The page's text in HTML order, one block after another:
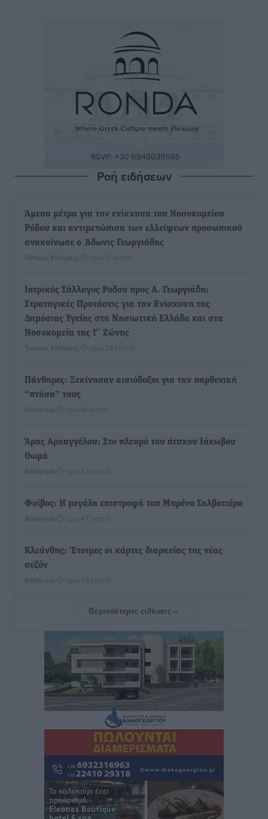
Ροή ειδήσεων
Άμεσα μέτρα για την ενίσχυση του Νοσοκομείου
Ρόδου και αντιμετώπιση των ελλείψεων προσωπικού
ανακοίνωσε ο Άδωνις Γεωργιάδης
Τοπικές Ειδήσεις πριν 17 λεπτά
Iατρικός Σύλλογος Ροδου προς Α. Γεωργιάδη:
Στρατηγικές Προτάσεις για την Ενίσχυση της
Δημόσιας Υγείας στη Νησιωτική Ελλάδα και στα
Νοσοκομεία της Γ΄ Ζώνης
Τοπικές Ειδήσεις πριν 29 λεπτά
Πάνθηρες: Ξεκίνησαν αισιόδοξοι για την παρθενική
“πτήση” τους
Αθλητικά πριν 41 λεπτά
Άρης Αρχαγγέλου: Στο πλευρό του άτυχου Ιάκωβου
Θωμά
Αθλητικά πριν 43 λεπτά
Φοίβος: Η μεγάλη επιστροφή του Μπρένο Σαλβατιέρα
Αθλητικά πριν 47 λεπτά
Κλεάνθης: Έτοιμες οι κάρτες διαρκείας της νέας
σεζόν
Αθλητικά πριν 49 λεπτά
Ατρόμητος Διμυλιάς: Ο Μαργαρίτης και μία
Γ.Σ. Διαγόρας: Επέστρεψε στις Ακαδημίες η Ειρήνη
Παπαεμμανουήλ
ΣΚΟΕ: Σαββατοκύριακο με αγώνες από τον Σ.Σ. Ρόδου
πριν 3 ώρες
Συνελήφθη 37χρονη στη Ρόδο γιατί είχε αφήσει τα
τρία ανήλικα παιδιά της χωρίς επιτήρηση
Τοπικές Ειδήσεις• πριν 3 ώρες
Περισσότερες ειδήσεις